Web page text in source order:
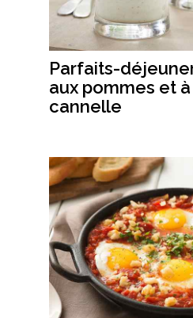
Parfaits-
aux pommes et
cannelle